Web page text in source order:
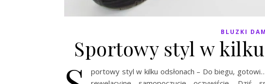
BLUZKI
Sportowy styl w
portowy styl w kilku odsłonach – Do biegu,